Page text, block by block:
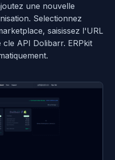
une nouvelle
Selectionnez
saisissez l'URL
API Dolibarr. ERPkit